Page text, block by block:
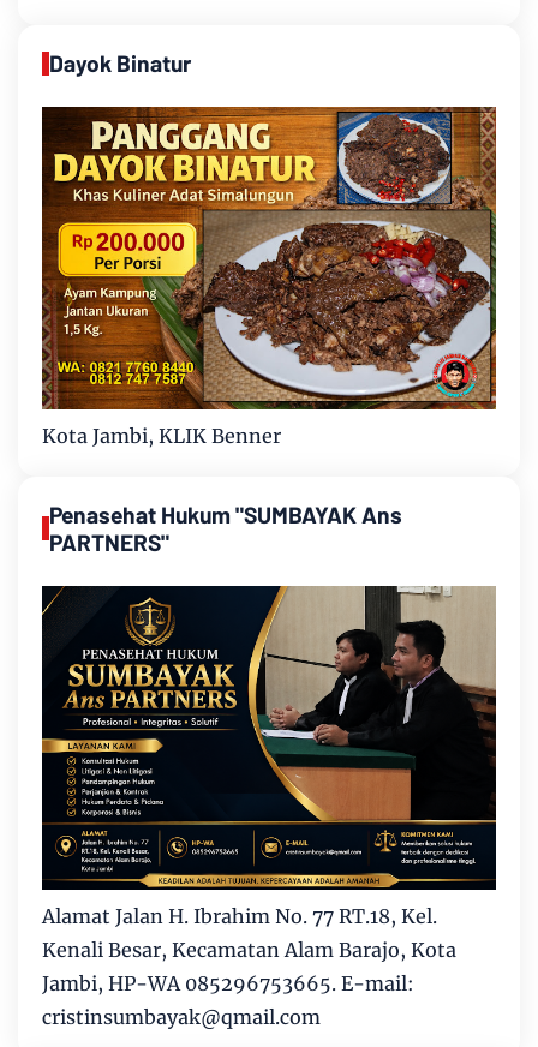
Dayok Binatur
Kota Jambi, KLIK Benner
Penasehat Hukum "SUMBAYAK Ans
PARTNERS"
Alamat Jalan H. Ibrahim No. 77 RT.18, Kel.
Kenali Besar, Kecamatan Alam Barajo, Kota
Jambi, HP-WA 085296753665. E-mail:
cristinsumbayak@qmail.com